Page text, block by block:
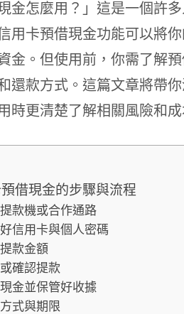
金怎麼用？」這是一個許
用卡預借現金功能可以將
金。但使用前，你需了解
還款方式。這篇文章將帶
時更清楚了解相關風險和
借現金的步驟與流程
款機或合作通路
信用卡與個人密碼
款金額
確認提款
金並保管好收據
式與期限